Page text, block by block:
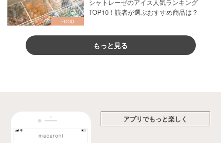
シャトレーゼのアイス人気ランキング
TOP10！読者が選ぶおすすめ商品は？
もっと見る
アプリでもっと楽しく